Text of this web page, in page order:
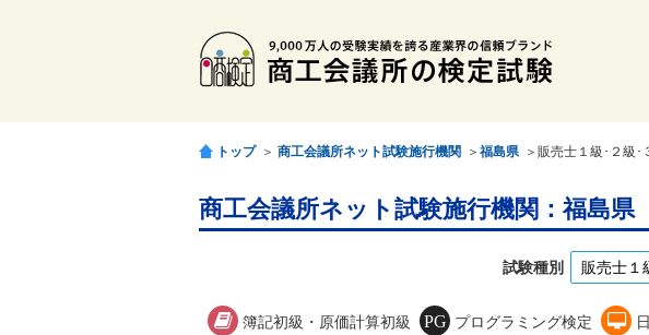
トップ ＞ 商工会議所ネット試験施行機関 ＞ 福島県 ＞販売士１級･２級･
商工会議所ネット試験施行機関：福島県
試験種別
簿記初級・原価計算初級 プログラミング検定